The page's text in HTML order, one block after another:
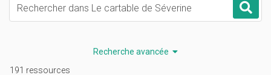
Recherche avancée
191 ressources